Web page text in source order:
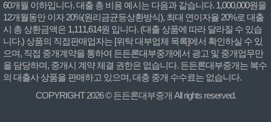
60개월 이하입니다. 대출 총 비용 예시는 다음과 같습니다. 1,000,000원을
12개월동안 이자 20%(원리금균등상환방식), 최대 연이자율 20%로 대출
시 총 상환금액은 1,111,614원 입니다. (대출 상품에 따라 달라질 수 있습
니다.) 상품의 직접판매업자는 [위탁 대부업체 목록]에서 확인하실 수 있
으며, 직접 중개계약을 통하여 든든론대부중개에서 광고 및 중개업무만
을 담당하며, 중개시 계약 체결 권한은 없습니다. 든든론대부중개는 복수
의 대출사 상품을 판매하고 있으며, 대충 중개 수수료는 없습니다.
COPYRIGHT 2026 © 든든론대부중개 All rights reserved.